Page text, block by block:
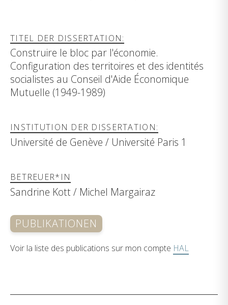
TITEL DER DISSERTATION:
Construire le bloc par l'économie.
Configuration des territoires et des identités
socialistes au Conseil d'Aide Économique
Mutuelle (1949-1989)
INSTITUTION DER DISSERTATION:
Université de Genève / Université Paris 1
BETREUER*IN
Sandrine Kott / Michel Margairaz
PUBLIKATIONEN
Voir la liste des publications sur mon compte HAL